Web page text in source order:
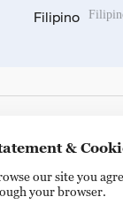
Filipino
&
our site you
your browser.